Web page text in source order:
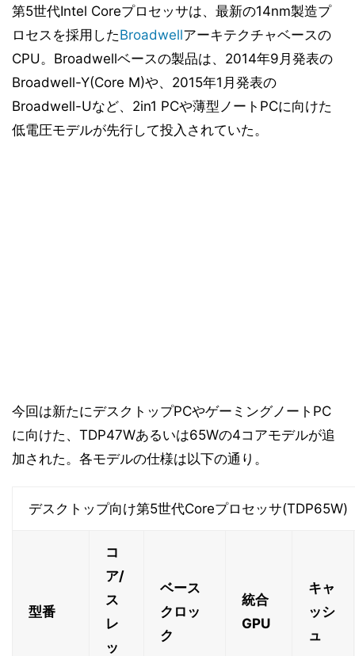
第5世代Intel Coreプロセッサは、最新の14nm製造プ
ロセスを採用したBroadwellアーキテクチャベースの
CPU。Broadwellベースの製品は、2014年9月発表の
Broadwell-Y(Core M)や、2015年1月発表の
Broadwell-Uなど、2in1 PCや薄型ノートPCに向けた
低電圧モデルが先行して投入されていた。
今回は新たにデスクトップPCやゲーミングノートPC
に向けた、TDP47Wあるいは65Wの4コアモデルが追
加された。各モデルの仕様は以下の通り。
デスクトップ向け第5世代Coreプロセッサ(TDP65W)
型番
コ
ア/
ス
レ
ッ
ベース
クロッ
ク
統合
GPU
キャ
ッシ
ュ